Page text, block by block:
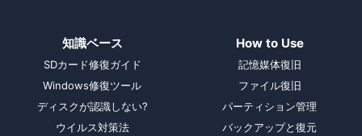
知識ベース
SDカード修復ガイド
Windows修復ツール
ディスクが認識しない?
ウイルス対策法
How to Use
記憶媒体復旧
ファイル復旧
パーティション管理
バックアップと復元